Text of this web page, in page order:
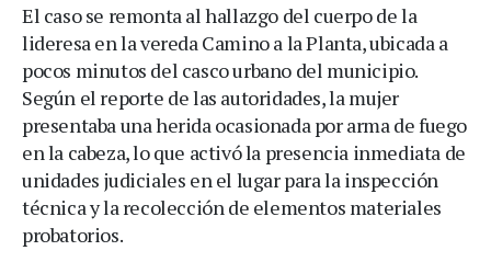
El caso se remonta al hallazgo del cuerpo de la
lideresa en la vereda Camino a la Planta, ubicada a
pocos minutos del casco urbano del municipio.
Según el reporte de las autoridades, la mujer
presentaba una herida ocasionada por arma de fuego
en la cabeza, lo que activó la presencia inmediata de
unidades judiciales en el lugar para la inspección
técnica y la recolección de elementos materiales
probatorios.